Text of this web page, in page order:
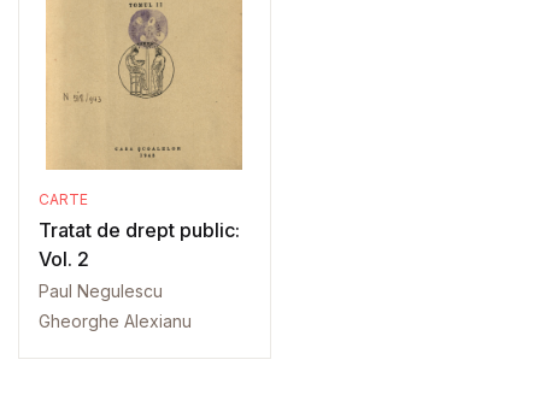
CARTE
Tratat de drept public:
Vol. 2
Paul Negulescu
Gheorghe Alexianu